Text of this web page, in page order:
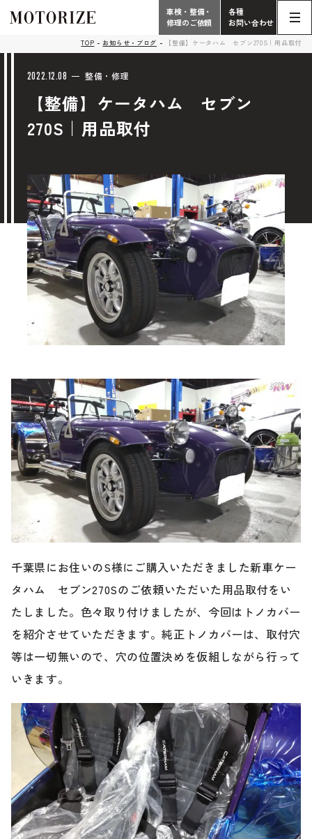
こだわり
中古車販売・在庫車情報
車検・整備・修理のご依頼
中古車探しのご依頼/その他
お問い合わせフォーム
ブランド紹介
ブログ
お客様の声
ケータハム岐阜
プライバシーポリシー
Phone
電話受付時間 10:00 - 18:30（月曜定休）
タップで電話がかかります
お問い合わせ総合
058-247-8001
タップで電話がかかります
Contact Form
24時間受付対応の
車検・整備・修理のご依頼
買取査定のご依頼
その他のお問い合わせ
中古車探しのご依頼・レンタカーのご相談
電話・メールなどのご連絡方法意外にも、オンラインで
のご相談も可能です。
希望ください。
Contact
車検・整備・
修理のご依頼
各種
お問い合わせ
TOP お知らせ・ブログ 【整備】ケータハム セブン270S｜用品取付
2022.12.08 整備・修理
【整備】ケータハム セブン
270S｜用品取付
千葉県にお住いのS様にご購入いただきました新車ケー
タハム セブン270Sのご依頼いただいた用品取付をい
たしました。色々取り付けましたが、今回はトノカバー
を紹介させていただきます。純正トノカバーは、取付穴
等は一切無いので、穴の位置決めを仮組しながら行って
いきます。